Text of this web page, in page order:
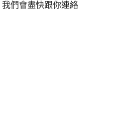
我們會盡快跟你連絡